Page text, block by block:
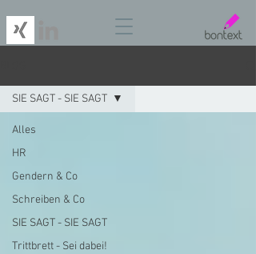
Alles
HR
Gendern & Co
Schreiben & Co
SIE SAGT - SIE SAGT
Trittbrett - Sei dabei!
SIE SAGT - SIE SAGT